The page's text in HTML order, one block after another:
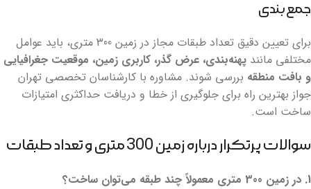
جمع‌بندی
برای تعیین دقیق تعداد طبقات مجاز در زمین 300 متری، باید عوامل
مختلفی مانند پهنه‌بندی، عرض گذر، کاربری زمین، موقعیت جغرافیایی
و بافت منطقه بررسی شوند. مشاوره با کارشناسان تخصصی تهران
جواز بهترین راه برای جلوگیری از خطا و دریافت حداکثری امتیازات
ساخت است.
سوالات پرتکرار درباره زمین 300 متری و تعداد طبقات
1. در زمین 300 متری معمولاً چند طبقه می‌توان ساخت؟